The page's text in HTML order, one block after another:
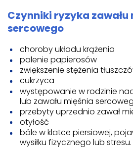
Czynniki ryzyka zawału
sercowego
choroby układu krążenia
palenie papierosów
zwiększenie stężenia
cukrzyca
występowanie w rodzinie
lub zawału mięśnia
przebyty uprzednio zawał
otyłość
bóle w klatce piersiowej,
wysiłku fizycznego lub stresu.